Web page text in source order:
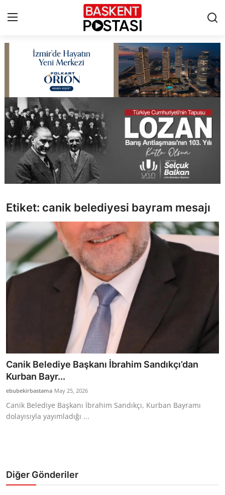
Çerez Politikası
Künye
Ankara
TBMM
Cumhurbaşkanlığı
Bakanlıklar
Siyasi Partiler
Toplum ve Yaşam
Sivil Toplum Kuruluşları
Kamu Kurumları ve Üst Kurullar
Resmi Reklamlar
Etiket: canik belediyesi bayram mesajı
Canik Belediye Başkanı İbrahim Sandıkçı’dan
Kurban Bayr...
ebubekirbastama May 25, 2026
Canik Belediye Başkanı İbrahim Sandıkçı, Kurban Bayramı
dolayısıyla yayımladığı ...
Diğer Gönderiler